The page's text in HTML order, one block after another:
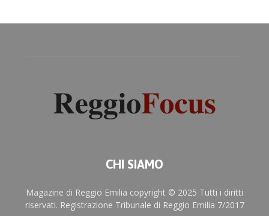
CHI SIAMO
Magazine di Reggio Emilia copyright © 2025 Tutti i diritti
riservati. Registrazione Tribunale di Reggio Emilia 7/2017